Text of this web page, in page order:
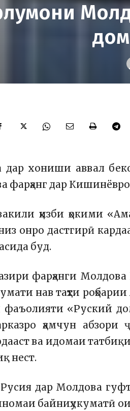
хониши аввал
фарҳанг дар
ҳизби ҳокими
онро дастгирӣ
буд.
фарҳанги
нав таҳти
фаъолияти «Руский
ҳамчун
ва идомаи
нест.
дар Молдова
байниҳукуматӣ